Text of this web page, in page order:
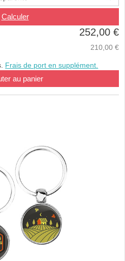
Calculer
252,00 €
210,00 €
Frais de port en supplément.
au panier